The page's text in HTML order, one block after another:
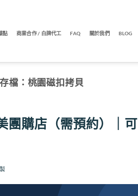
點 商業合作 / 白牌代工 FAQ 關於我們 BLOG
檔： 桃園磁扣拷貝
團購店（需預約）｜可